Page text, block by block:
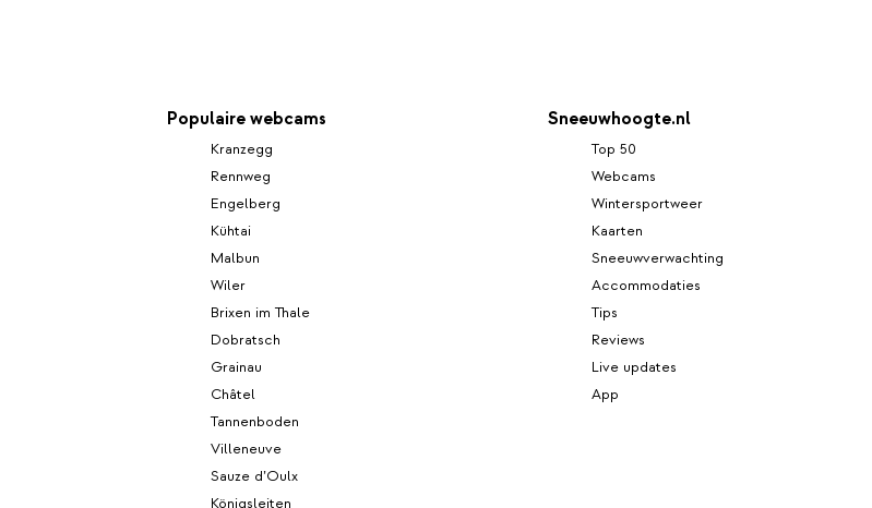
Populaire webcams
Kranzegg
Rennweg
Engelberg
Kühtai
Malbun
Wiler
Brixen im Thale
Dobratsch
Grainau
Châtel
Tannenboden
Villeneuve
Sauze d’Oulx
Königsleiten
Sneeuwhoogte.nl
Top 50
Webcams
Wintersportweer
Kaarten
Sneeuwverwachting
Accommodaties
Tips
Reviews
Live updates
App